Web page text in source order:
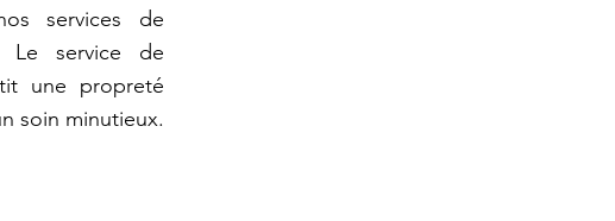
services de
Le service de
une propreté
soin minutieux.